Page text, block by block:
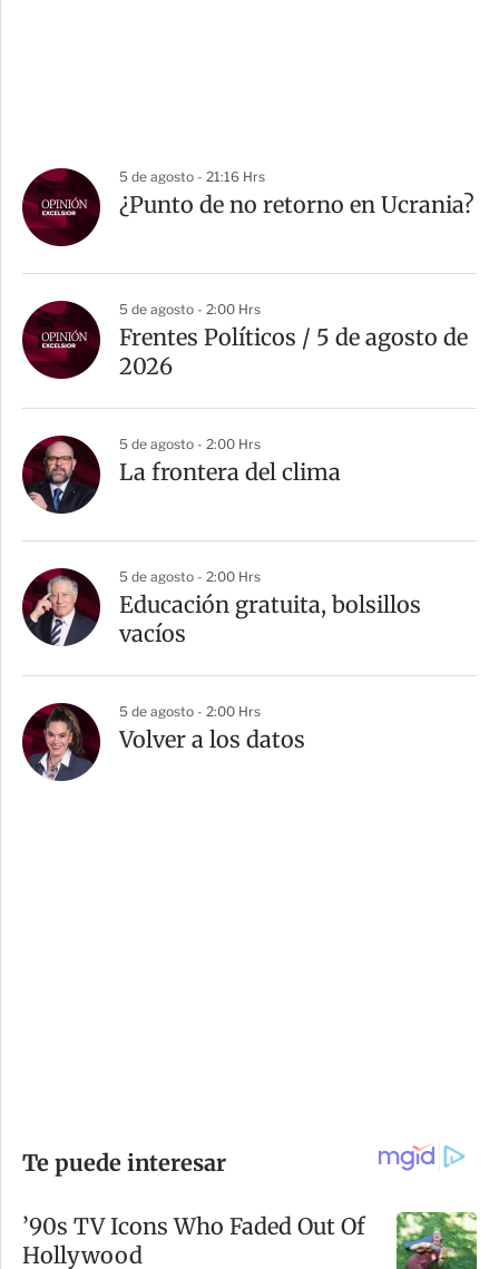
5 de agosto - 21:16 Hrs
¿Punto de no retorno en Ucrania?
5 de agosto - 2:00 Hrs
Frentes Políticos / 5 de agosto de
2026
5 de agosto - 2:00 Hrs
La frontera del clima
5 de agosto - 2:00 Hrs
Educación gratuita, bolsillos
vacíos
5 de agosto - 2:00 Hrs
Volver a los datos